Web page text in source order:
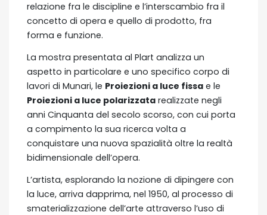
relazione fra le discipline e l’interscambio fra il
concetto di opera e quello di prodotto, fra
forma e funzione.
La mostra presentata al Plart analizza un
aspetto in particolare e uno specifico corpo di
lavori di Munari, le Proiezioni a luce fissa e le
Proiezioni a luce polarizzata realizzate negli
anni Cinquanta del secolo scorso, con cui porta
a compimento la sua ricerca volta a
conquistare una nuova spazialità oltre la realtà
bidimensionale dell’opera.
L’artista, esplorando la nozione di dipingere con
la luce, arriva dapprima, nel 1950, al processo di
smaterializzazione dell’arte attraverso l’uso di